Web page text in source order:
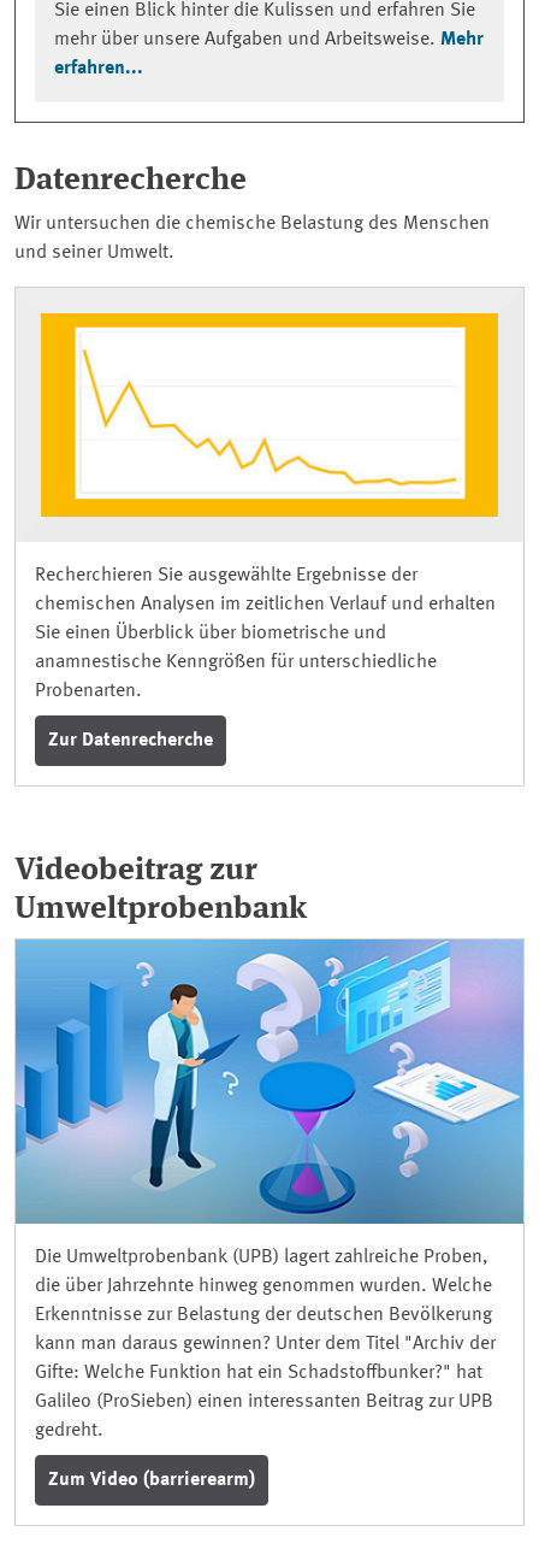
Sie einen Blick hinter die Kulissen und erfahren Sie
mehr über unsere Aufgaben und Arbeitsweise. Mehr
erfahren...
Datenrecherche
Wir untersuchen die chemische Belastung des Menschen
und seiner Umwelt.
Recherchieren Sie ausgewählte Ergebnisse der
chemischen Analysen im zeitlichen Verlauf und erhalten
Sie einen Überblick über biometrische und
anamnestische Kenngrößen für unterschiedliche
Probenarten.
Zur Datenrecherche
Videobeitrag zur
Umweltprobenbank
Die Umweltprobenbank (UPB) lagert zahlreiche Proben,
die über Jahrzehnte hinweg genommen wurden. Welche
Erkenntnisse zur Belastung der deutschen Bevölkerung
kann man daraus gewinnen? Unter dem Titel "Archiv der
Gifte: Welche Funktion hat ein Schadstoffbunker?" hat
Galileo (ProSieben) einen interessanten Beitrag zur UPB
gedreht.
Zum Video (barrierearm)